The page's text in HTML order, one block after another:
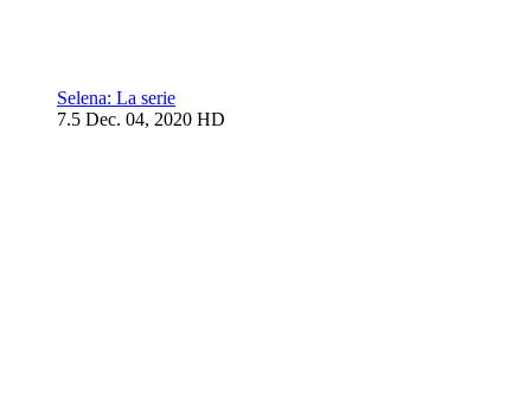
Selena: La serie
7.5 Dec. 04, 2020 HD